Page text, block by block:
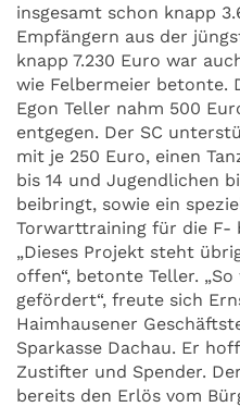
insgesamt schon knapp
Empfängern aus der
knapp 7.230 Euro war
wie Felbermeier betonte.
Egon Teller nahm 500
entgegen. Der SC
mit je 250 Euro, einen
bis 14 und Jugendlichen
beibringt, sowie ein
Torwarttraining für die F-
„Dieses Projekt steht
offen“, betonte Teller.
gefördert“, freute sich
Haimhausener
Sparkasse Dachau. Er
Zustifter und Spender.
bereits den Erlös vom